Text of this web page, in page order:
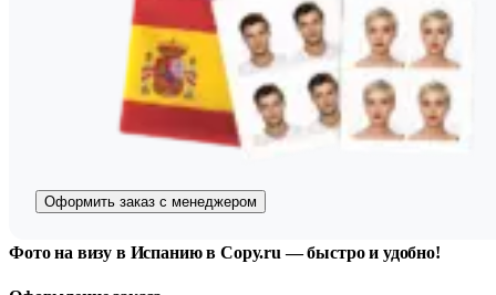
Оформить заказ с менеджером
Фото на визу в Испанию в Copy.ru — быстро и удобно!